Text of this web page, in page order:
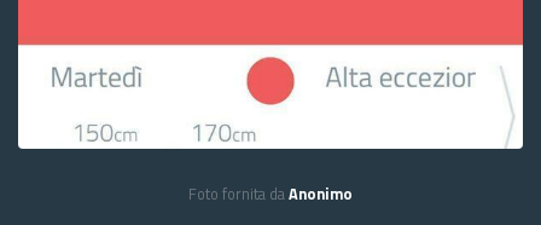
Foto fornita daAnonimo